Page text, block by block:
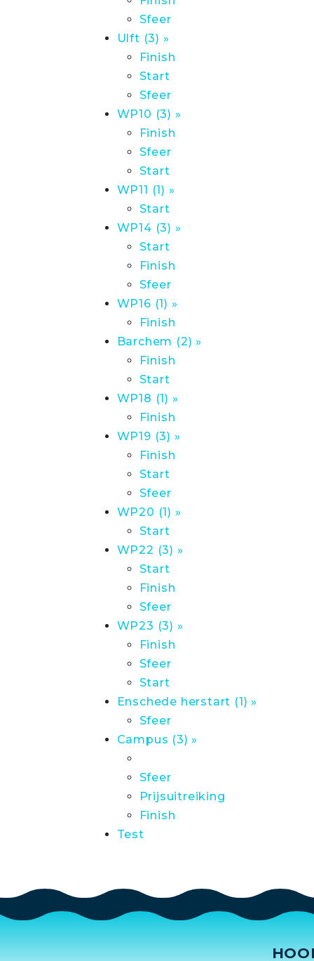
Sfeer
Ulft (3) »
Finish
Start
Sfeer
WP10 (3) »
Finish
Sfeer
Start
WP11 (1) »
Start
WP14 (3) »
Start
Finish
Sfeer
WP16 (1) »
Finish
Barchem (2) »
Finish
Start
WP18 (1) »
Finish
WP19 (3) »
Finish
Start
Sfeer
WP20 (1) »
Start
WP22 (3) »
Start
Finish
Sfeer
WP23 (3) »
Finish
Sfeer
Start
Enschede herstart (1) »
Sfeer
Campus (3) »
Sfeer
Prijsuitreiking
Finish
Test